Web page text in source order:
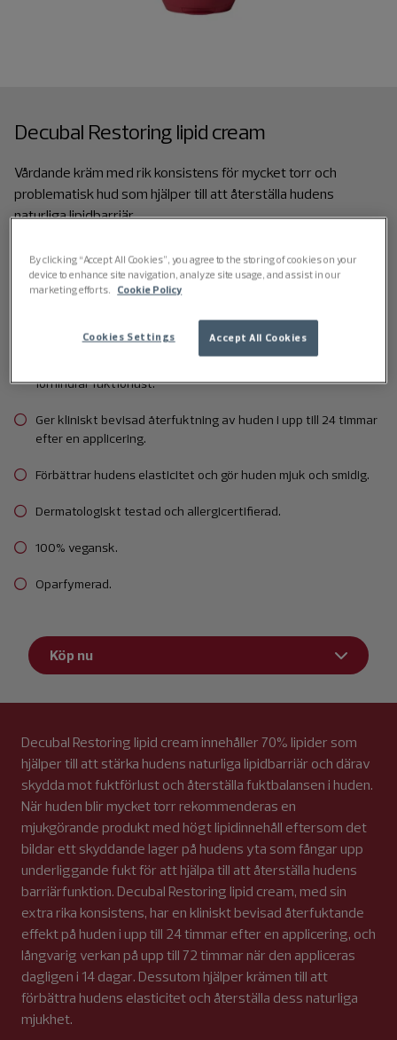
Decubal Restoring lipid cream
Vårdande kräm med rik konsistens för mycket torr och
problematisk hud som hjälper till att återställa hudens
naturliga lipidbarriär.
förhindrar fuktförlust.
Ger kliniskt bevisad återfuktning av huden i upp till 24 timmar
efter en applicering.
Förbättrar hudens elasticitet och gör huden mjuk och smidig.
Dermatologiskt testad och allergicertifierad.
100% vegansk.
Oparfymerad.
Köp nu
Decubal Restoring lipid cream innehåller 70% lipider som
hjälper till att stärka hudens naturliga lipidbarriär och därav
skydda mot fuktförlust och återställa fuktbalansen i huden.
När huden blir mycket torr rekommenderas en
mjukgörande produkt med högt lipidinnehåll eftersom det
bildar ett skyddande lager på hudens yta som fångar upp
underliggande fukt för att hjälpa till att återställa hudens
barriärfunktion. Decubal Restoring lipid cream, med sin
extra rika konsistens, har en kliniskt bevisad återfuktande
effekt på huden i upp till 24 timmar efter en applicering, och
långvarig verkan på upp till 72 timmar när den appliceras
dagligen i 14 dagar. Dessutom hjälper krämen till att
förbättra hudens elasticitet och återställa dess naturliga
mjukhet.
By clicking “Accept All Cookies”, you agree to the storing of cookies on your
device to enhance site navigation, analyze site usage, and assist in our
marketing efforts.
Cookie Policy
Accept All Cookies
Cookies Settings